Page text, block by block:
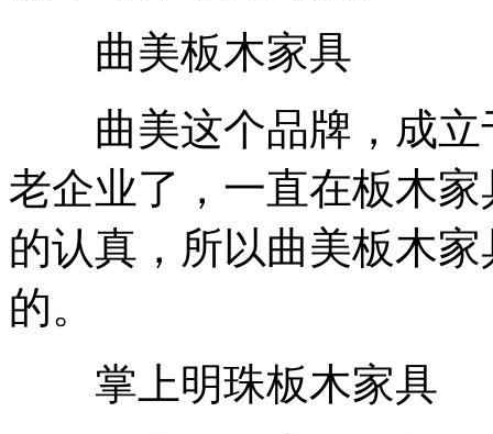
曲美板木家具
曲美这个品牌，成立
老企业了，一直在板木
的认真，所以曲美板木
的。
掌上明珠板木家具